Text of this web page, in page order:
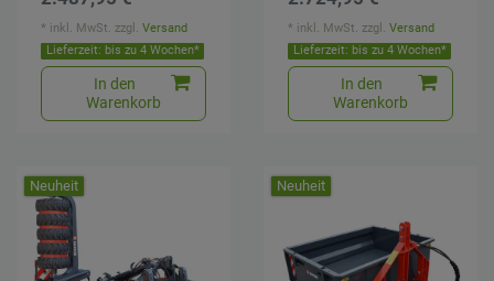
Lieferzeit: bis zu 4 Wochen*
In den
Warenkorb
* inkl. MwSt. zzgl.Versand
Lieferzeit: bis zu 4 Wochen*
In den
Warenkorb
* inkl. MwSt. zzgl.Versand
Neuheit Neuheit